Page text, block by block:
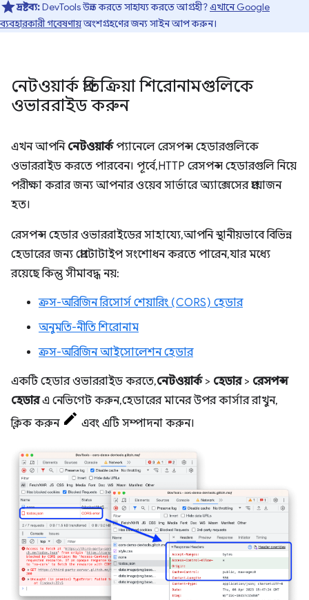
দ্রষ্টব্য:DevTools উন্নত করতে সাহায্য করতে আগ্রহী?এখানে Google
ব্যবহারকারী গবেষণায়অংশগ্রহণের জন্য সাইন আপ করুন।
নেটওয়ার্ক প্রতিক্রিয়া শিরোনামগুলিকে
ওভাররাইড করুন
এখন আপনি নেটওয়ার্কপ্যানেলে রেসপন্স হেডারগুলিকে
ওভাররাইড করতে পারবেন। পূর্বে, HTTP রেসপন্স হেডারগুলি নিয়ে
পরীক্ষা করার জন্য আপনার ওয়েব সার্ভারে অ্যাক্সেসের প্রয়োজন
হত।
রেসপন্স হেডার ওভাররাইডের সাহায্যে, আপনি স্থানীয়ভাবে বিভিন্ন
হেডারের জন্য প্রোটোটাইপ সংশোধন করতে পারেন, যার মধ্যে
রয়েছে কিন্তু সীমাবদ্ধ নয়:
ক্রস-অরিজিন রিসোর্স শেয়ারিং (CORS) হেডার
অনুমতি-নীতি শিরোনাম
ক্রস-অরিজিন আইসোলেশন হেডার
একটি হেডার ওভাররাইড করতে,নেটওয়ার্ক> হেডার> রেসপন্স
হেডারএ নেভিগেট করুন, হেডারের মানের উপর কার্সার রাখুন,
ক্লিক করুন
এবং এটি সম্পাদনা করুন।